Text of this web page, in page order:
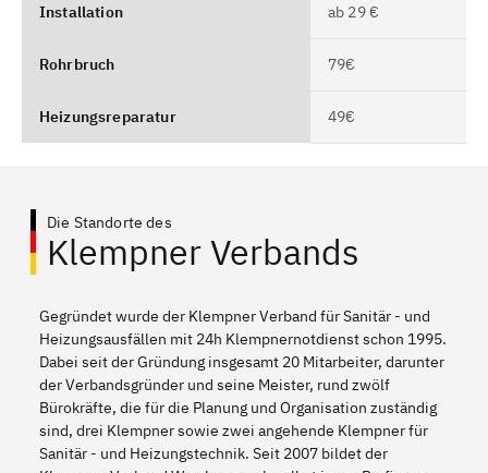
Installation ab 29 €
Rohrbruch 79€
Heizungsreparatur 49€
Die Standorte des
Klempner Verbands
Gegründet wurde der Klempner Verband für Sanitär - und
Heizungsausfällen mit 24h Klempnernotdienst schon 1995.
Dabei seit der Gründung insgesamt 20 Mitarbeiter, darunter
der Verbandsgründer und seine Meister, rund zwölf
Bürokräfte, die für die Planung und Organisation zuständig
sind, drei Klempner sowie zwei angehende Klempner für
Sanitär - und Heizungstechnik. Seit 2007 bildet der